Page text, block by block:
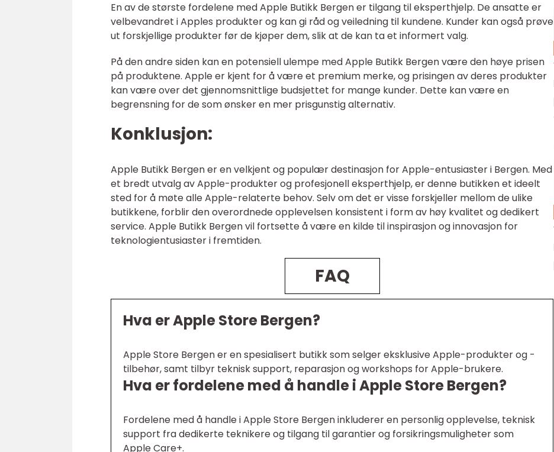
En av de største fordelene med Apple Butikk Bergen er tilgang til eksperthjelp. De ansatte er
velbevandret i Apples produkter og kan gi råd og veiledning til kundene. Kunder kan også prøve
ut forskjellige produkter før de kjøper dem, slik at de kan ta et informert valg.
På den andre siden kan en potensiell ulempe med Apple Butikk Bergen være den høye prisen
på produktene. Apple er kjent for å være et premium merke, og prisingen av deres produkter
kan være over det gjennomsnittlige budsjettet for mange kunder. Dette kan være en
begrensning for de som ønsker en mer prisgunstig alternativ.
Konklusjon:
Apple Butikk Bergen er en velkjent og populær destinasjon for Apple-entusiaster i Bergen. Med
et bredt utvalg av Apple-produkter og profesjonell eksperthjelp, er denne butikken et ideelt
sted for å møte alle Apple-relaterte behov. Selv om det er visse forskjeller mellom de ulike
butikkene, forblir den overordnede opplevelsen konsistent i form av høy kvalitet og dedikert
service. Apple Butikk Bergen vil fortsette å være en kilde til inspirasjon og innovasjon for
teknologientusiaster i fremtiden.
FAQ
Hva er Apple Store Bergen?
Apple Store Bergen er en spesialisert butikk som selger eksklusive Apple-produkter og -
tilbehør, samt tilbyr teknisk support, reparasjon og workshops for Apple-brukere.
Hva er fordelene med å handle i Apple Store Bergen?
Fordelene med å handle i Apple Store Bergen inkluderer en personlig opplevelse, teknisk
support fra dedikerte teknikere og tilgang til garantier og forsikringsmuligheter som
Apple Care+.